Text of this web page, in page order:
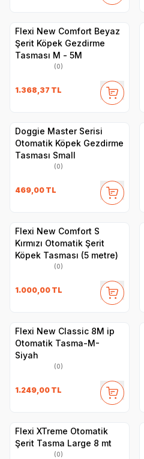
Flexi New Comfort Beyaz
Şerit Köpek Gezdirme
Tasması M - 5M
(0)
1.368,37 TL
Doggie Master Serisi
Otomatik Köpek Gezdirme
Tasması Small
(0)
469,00 TL
Flexi New Comfort S
Kırmızı Otomatik Şerit
Köpek Tasması (5 metre)
(0)
1.000,00 TL
Flexi New Classic 8M ip
Otomatik Tasma-M-
Siyah
(0)
1.249,00 TL
Flexi XTreme Otomatik
Şerit Tasma Large 8 mt
(0)